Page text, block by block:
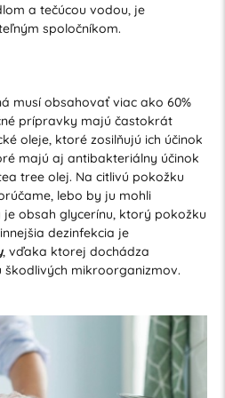
a tečúcou vodou, je
spoločníkom.
musí obsahovať viac ako 60%
prípravky majú častokrát
oleje, ktoré zosilňujú ich účinok
majú aj antibakteriálny účinok
tree olej. Na citlivú pokožku
lebo by ju mohli
obsah glycerínu, ktorý pokožku
dezinfekcia je
, vďaka ktorej dochádza
škodlivých mikroorganizmov.